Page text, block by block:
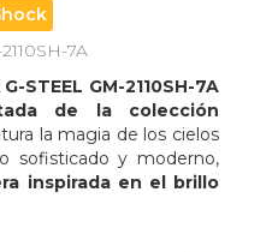
7A
STEEL GM-2110SH-7A
de la colección
la magia de los cielos
sofisticado y moderno,
inspirada en el brillo
metálicos y
el polvo estelar